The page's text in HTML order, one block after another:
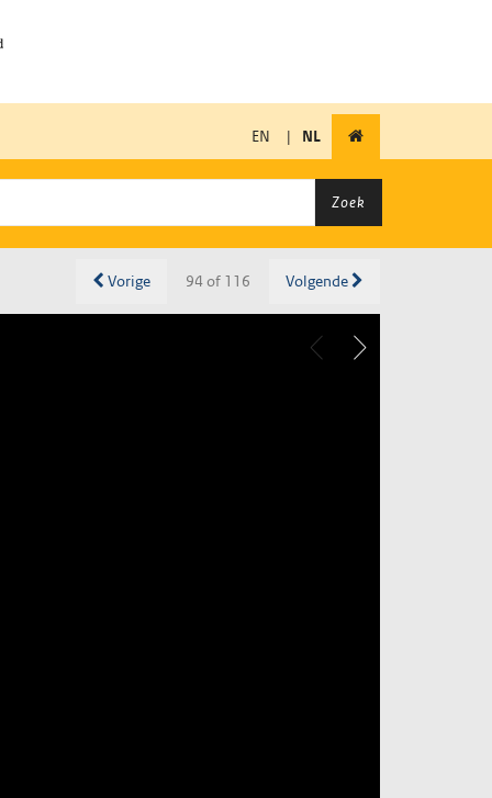
EN | NL
Zoek
Vorige 94 of 116 Volgende